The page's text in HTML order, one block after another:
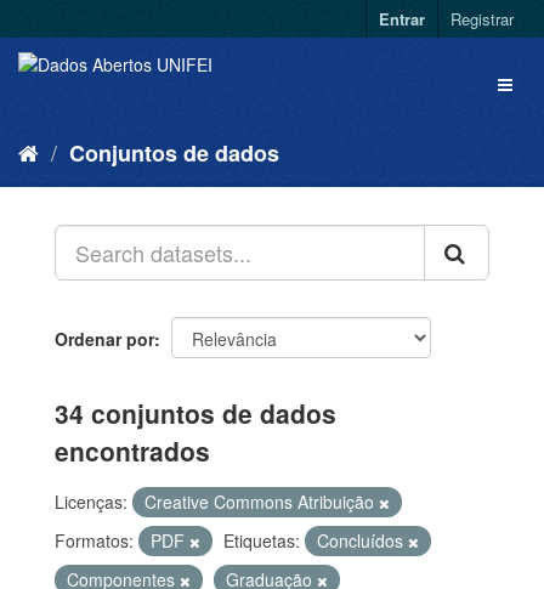
Entrar Registrar
Conjuntos de dados
Ordenar por
34 conjuntos de dados
encontrados
Licenças:
Creative Commons Atribuição
Formatos:
PDF Etiquetas:
Concluídos
Componentes
Graduação